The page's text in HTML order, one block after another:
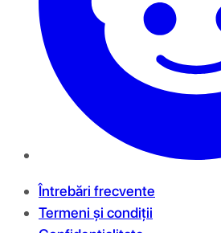
Întrebări frecvente
Termeni și condiții